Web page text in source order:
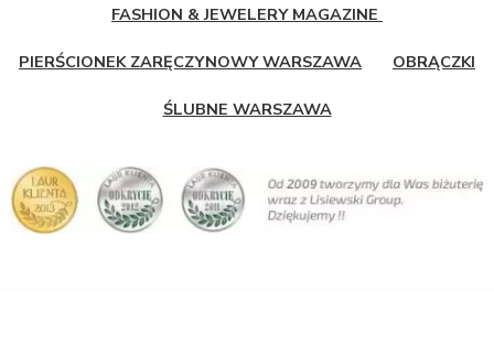
FASHION & JEWELERY MAGAZINE
PIERŚCIONEK ZARĘCZYNOWY WARSZAWA OBRĄCZKI
ŚLUBNE WARSZAWA